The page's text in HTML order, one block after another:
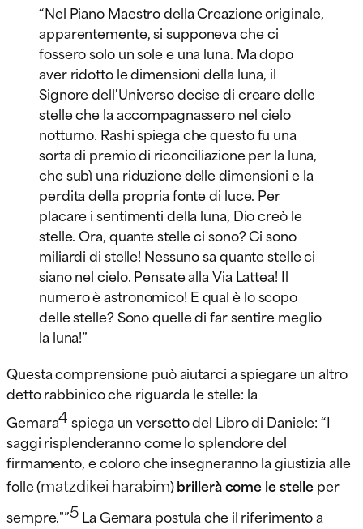
“Nel Piano Maestro della Creazione originale,
apparentemente, si supponeva che ci
fossero solo un sole e una luna. Ma dopo
aver ridotto le dimensioni della luna, il
Signore dell'Universo decise di creare delle
stelle che la accompagnassero nel cielo
notturno. Rashi spiega che questo fu una
sorta di premio di riconciliazione per la luna,
che subì una riduzione delle dimensioni e la
perdita della propria fonte di luce. Per
placare i sentimenti della luna, Dio creò le
stelle. Ora, quante stelle ci sono? Ci sono
miliardi di stelle! Nessuno sa quante stelle ci
siano nel cielo. Pensate alla Via Lattea! Il
numero è astronomico! E qual è lo scopo
delle stelle? Sono quelle di far sentire meglio
la luna!”
Questa comprensione può aiutarci a spiegare un altro
detto rabbinico che riguarda le stelle: la
Gemara4spiega un versetto del Libro di Daniele: “I
saggi risplenderanno come lo splendore del
firmamento, e coloro che insegneranno la giustizia alle
folle (matzdikei harabim)brillerà come le stelleper
sempre."”5La Gemara postula che il riferimento a